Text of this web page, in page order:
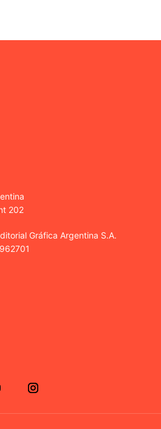
202
Gráfica Argentina S.A.